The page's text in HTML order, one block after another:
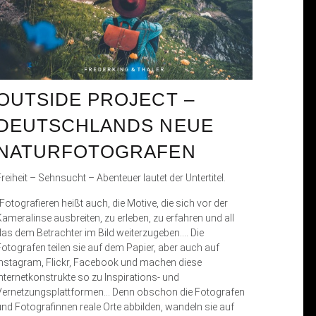
PROJECT –
NEUE
– Sehnsucht – Abenteuer lautet der Untertitel.
heißt auch, die Motive, die sich vor der
ausbreiten, zu erleben, zu erfahren und all
dem Betrachter im Bild weiterzugeben…. Die
teilen sie auf dem Papier, aber auch auf
Flickr, Facebook und machen diese
so zu Inspirations- und
Denn obschon die Fotografen
Fotografinnen reale Orte abbilden, wandeln sie auf